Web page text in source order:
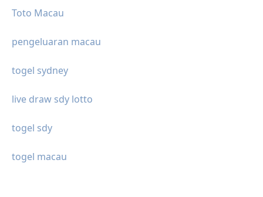
Toto Macau
pengeluaran macau
togel sydney
live draw sdy lotto
togel sdy
togel macau